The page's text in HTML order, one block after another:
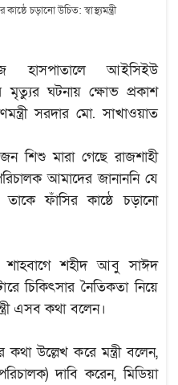
হাসপাতালে আইসিইউ
মৃত্যুর ঘটনায় ক্ষোভ প্রকাশ
সরদার মো. সাখাওয়াত
শিশু মারা গেছে রাজশাহী
আমাদের জানাননি যে
ফাঁসির কাষ্ঠে চড়ানো
শাহবাগে শহীদ আবু সাঈদ
চিকিৎসার নৈতিকতা নিয়ে
এসব কথা বলেন।
উল্লেখ করে মন্ত্রী বলেন,
দাবি করেন, মিডিয়া